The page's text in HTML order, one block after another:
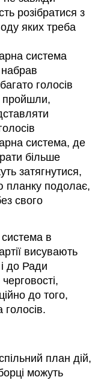
розібратися з
яких треба
система
набрав
голосів
пройшли,
система, де
більше
затягнутися,
планку подолає,
свого
в
висувають
до Ради
до того,
голосів.
план дій,
можуть